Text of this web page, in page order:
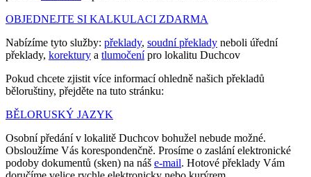
OBJEDNEJTE SI KALKULACI ZDARMA
Nabízíme tyto služby: překlady, soudní překlady neboli úřední
překlady, korektury a tlumočenípro lokalitu Duchcov
Pokud chcete zjistit více informací ohledně našich překladů
běloruštiny, přejděte na tuto stránku:
BĚLORUSKÝ JAZYK
Osobní předání v lokalitě Duchcov bohužel nebude možné.
Obsloužíme Vás korespondenčně. Prosíme o zaslání elektronické
podoby dokumentů (sken) na náš e-mail. Hotové překlady Vám